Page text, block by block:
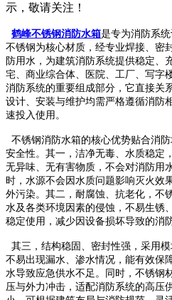
示，敬请关注！
鹤峰不锈钢消防水箱是专为消防系
不锈钢为核心材质，经专业焊接、密
防用水，为建筑消防系统提供稳定、
宅、商业综合体、医院、工厂、写字
消防系统的重要组成部分，它直接关
设计、安装与维护均需严格遵循消防
速投入使用。
不锈钢消防水箱的核心优势贴合消
安全性。其一，洁净无毒、水质稳定
无异味、无有害物质，不会对消防用
时，水源不会因水质问题影响灭火效
外污染。其二，耐腐蚀、抗老化，不
水及各类环境因素的侵蚀，不易生锈
稳定使用，减少因设备损坏导致的消
其三，结构稳固、密封性强，采用
不易出现漏水、渗水情况，能有效保
水导致应急供水不足。同时，不锈钢
压与外力冲击，适配消防系统的高压